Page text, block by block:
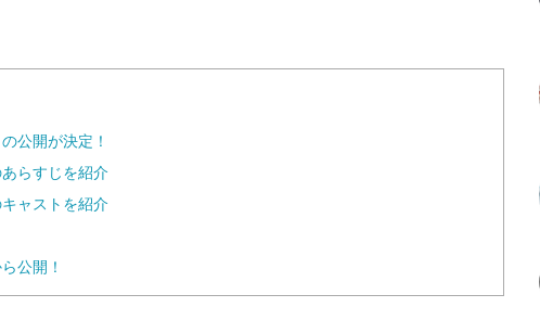
公開が決定！
らすじを紹介
ャストを紹介
公開！